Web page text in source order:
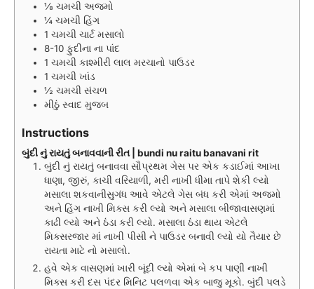
⅛ ચમચી અજમો
¼ ચમચી હિંગ
1 ચમચી ચાર્ટ મસાલો
8-10 ફુદીના ના પાંદ
1 ચમચી કાશ્મીરી લાલ મરચાનો પાઉડર
1 ચમચી ખાંડ
½ ચમચી સંચળ
મીઠું સ્વાદ મુજબ
Instructions
બુંદી નું રાયતું બનાવવાની રીત | bundi nu raitu banavani rit
બુંદી નું રાયતું બનાવવા સૌપ્રથમ ગેસ પર એક કડાઈમાં આખા
ધાણા, જીરું, કાચી વરિયાળી, મરી નાખી ધીમા તાપે શેકી લ્યો
મસાલા શકવાનીસુગંધ આવે એટલે ગેસ બંધ કરી એમાં અજમો
અને હિંગ નાખી મિક્સ કરી લ્યો અને મસાલા બીજાવાસણમાં
કાઢી લ્યો અને ઠંડા કરી લ્યો. મસાલા ઠંડા થાય એટલે
મિક્સરજાર માં નાખી પીસી ને પાઉડર બનાવી લ્યો યો તૈયાર છે
રાયતા માટે નો મસાલો.
હવે એક વાસણમાં ખારી બૂંદી લ્યો એમાં બે કપ પાણી નાખી
મિક્સ કરી દસ પંદર મિનિટ પલળવા એક બાજુ મૂકો. બુંદી પલડે